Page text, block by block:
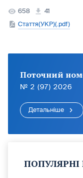
658
41
Стаття(УКР)(.pdf)
Поточний
№ 2 (97) 2026
Детальніше